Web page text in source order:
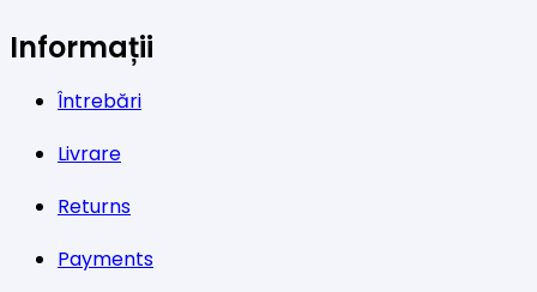
Informații
Întrebări
Livrare
Returns
Payments